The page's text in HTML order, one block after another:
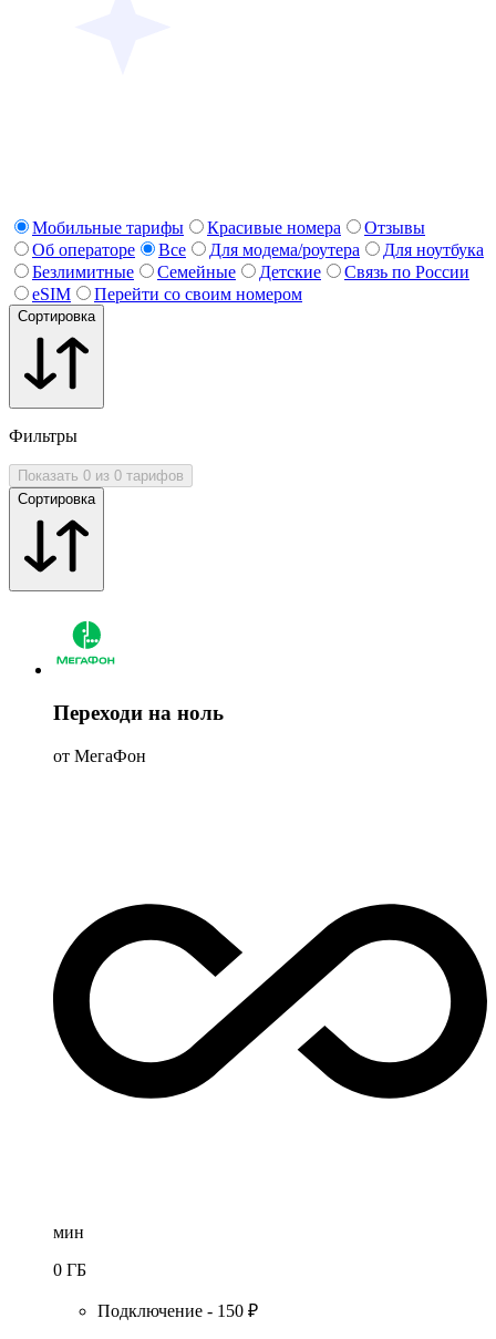
Мобильные тарифы Красивые номера
Отзывы
Об операторе
Все Для модема/роутера
Для ноутбука
Безлимитные
Семейные Детские
Связь по России
eSIM
Перейти со своим номером
Сортировка
Фильтры
Показать 0 из 0 тарифов
Сортировка
Переходи на ноль
от МегаФон
мин
0 ГБ
Подключение - 150 ₽